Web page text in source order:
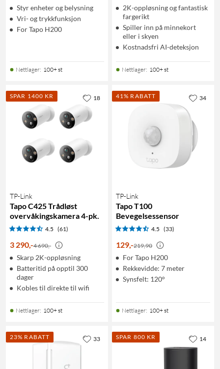
Styr enheter og belysning
Vri- og trykkfunksjon
For Tapo H200
Nettlager: 100+ st
2K-oppløsning og fantastisk
fargerikt
Spiller inn på minnekort
eller i skyen
Kostnadsfri AI-deteksjon
Nettlager: 100+ st
SPAR 1400 KR
TP-Link
Tapo C425 Trådløst
overvåkingskamera 4-pk.
4.5 (61)
3 290,-4 690,-
Skarp 2K-oppløsning
Batteritid på opptil 300
dager
Kobles til direkte til wifi
Nettlager: 100+ st
18 41% RABATT
TP-Link
Tapo T100
Bevegelsessensor
4.5 (33)
129,-219,90
For Tapo H200
Rekkevidde: 7 meter
Synsfelt: 120°
Nettlager: 100+ st
34
23% RABATT 33 SPAR 800 KR 14